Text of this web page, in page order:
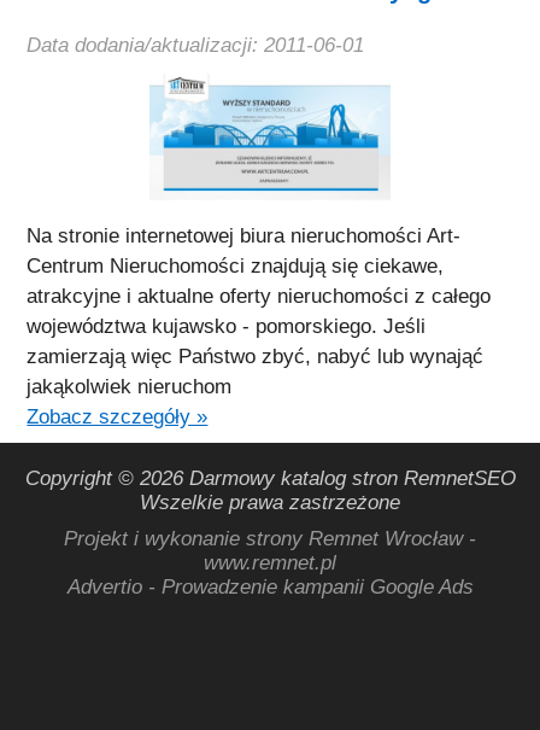
Data dodania/aktualizacji: 2011-06-01
Na stronie internetowej biura nieruchomości Art-
Centrum Nieruchomości znajdują się ciekawe,
atrakcyjne i aktualne oferty nieruchomości z całego
województwa kujawsko - pomorskiego. Jeśli
zamierzają więc Państwo zbyć, nabyć lub wynająć
jakąkolwiek nieruchom
Zobacz szczegóły »
Copyright © 2026 Darmowy katalog stron RemnetSEO
Wszelkie prawa zastrzeżone
Projekt i wykonanie strony Remnet Wrocław -
www.remnet.pl
Advertio - Prowadzenie kampanii Google Ads